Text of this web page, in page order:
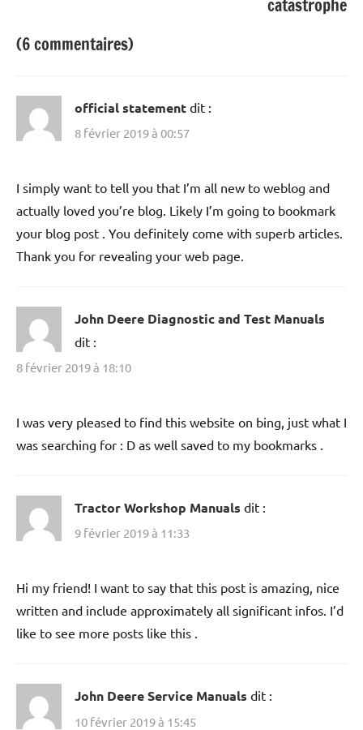
catastrophe
(6 commentaires)
official statement dit :
8 février 2019 à 00:57
I simply want to tell you that I’m all new to weblog and
actually loved you’re blog. Likely I’m going to bookmark
your blog post . You definitely come with superb articles.
Thank you for revealing your web page.
John Deere Diagnostic and Test Manuals
dit :
8 février 2019 à 18:10
I was very pleased to find this website on bing, just what I
was searching for : D as well saved to my bookmarks .
Tractor Workshop Manuals dit :
9 février 2019 à 11:33
Hi my friend! I want to say that this post is amazing, nice
written and include approximately all significant infos. I’d
like to see more posts like this .
John Deere Service Manuals dit :
10 février 2019 à 15:45